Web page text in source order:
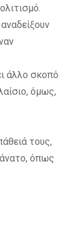
άλλο σκοπό
όμως,
τους,
όπως